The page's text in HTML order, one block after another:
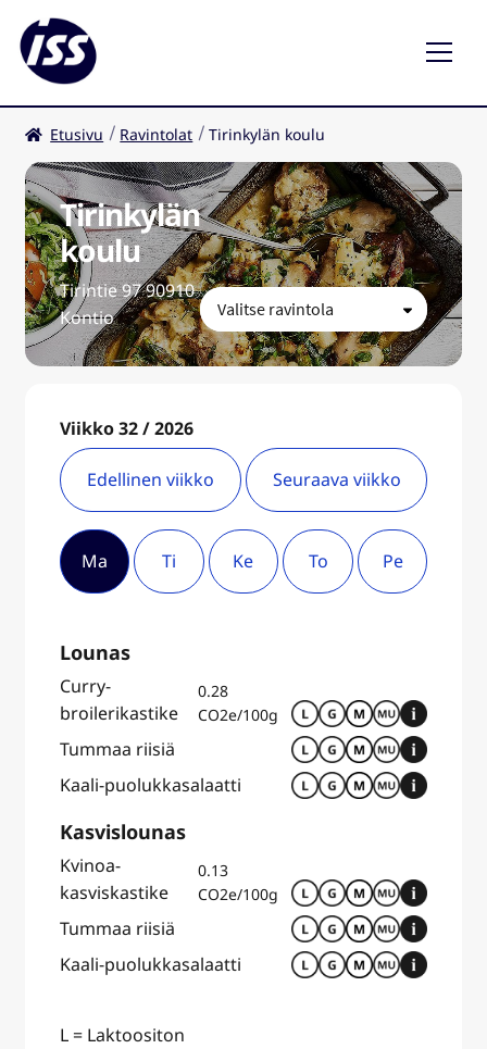
Ravintolat
Kahvilat
FI
Etusivu Ravintolat Tirinkylän koulu
Tirinkylän
koulu
Tirintie 97 90910
Kontio
Viikko 32 / 2026
Edellinen viikko
Ma Ti Ke To Pe
Seuraava viikko
Lounas
Curry-
broilerikastike
0.28
CO2e/100g
Tummaa riisiä
Kaali-puolukkasalaatti
Kasvislounas
Kvinoa-
kasviskastike
0.13
CO2e/100g
Tummaa riisiä
Kaali-puolukkasalaatti
L = Laktoositon